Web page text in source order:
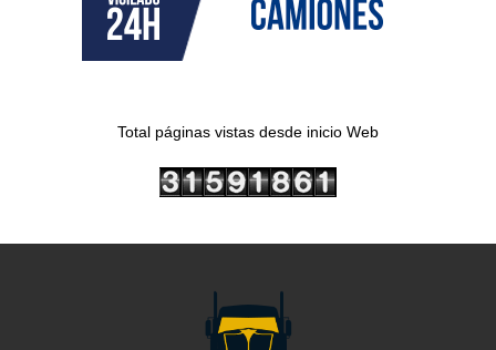
Total páginas vistas desde inicio Web